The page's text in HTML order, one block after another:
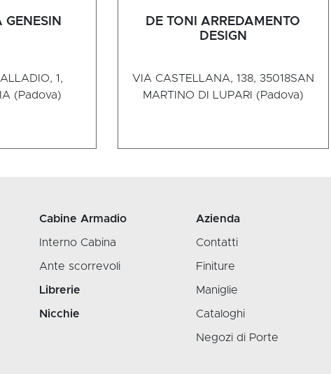
1,
(Padova)
DE TONI ARREDAMENTO
DESIGN
VIA CASTELLANA, 138, 35018SAN
MARTINO DI LUPARI (Padova)
Cabine Armadio
Interno Cabina
Ante scorrevoli
Librerie
Nicchie
Azienda
Contatti
Finiture
Maniglie
Cataloghi
Negozi di Porte